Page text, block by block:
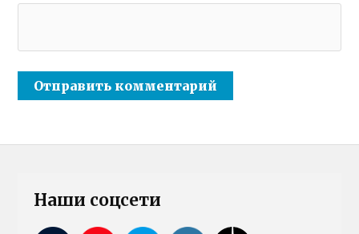
Наши соцсети